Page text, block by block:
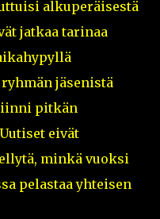
alkuperäisestä
jatkaa tarinaa
jäsenistä
pitkän
eivät
minkä vuoksi
pelastaa yhteisen